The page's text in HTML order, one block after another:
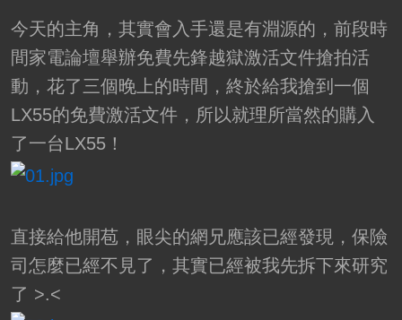
今天的主角，其實會入手還是有淵源的，前段時
間家電論壇舉辦免費先鋒越獄激活文件搶拍活
動，花了三個晚上的時間，終於給我搶到一個
LX55的免費激活文件，所以就理所當然的購入
了一台LX55！
直接給他開苞，眼尖的網兄應該已經發現，保險
司怎麼已經不見了，其實已經被我先拆下來研究
了 >.<